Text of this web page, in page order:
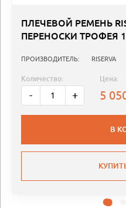
ПЛЕЧЕВОЙ РЕМЕНЬ
ПЕРЕНОСКИ ТРОФЕЯ
ПРОИЗВОДИТЕЛЬ: RISERVA
Количество:
- +
Цена:
5
В